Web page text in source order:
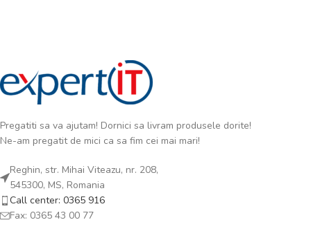
Pregatiti sa va ajutam! Dornici sa livram produsele dorite!
Ne-am pregatit de mici ca sa fim cei mai mari!
Reghin, str. Mihai Viteazu, nr. 208,
545300, MS, Romania
Call center: 0365 916
Fax: 0365 43 00 77